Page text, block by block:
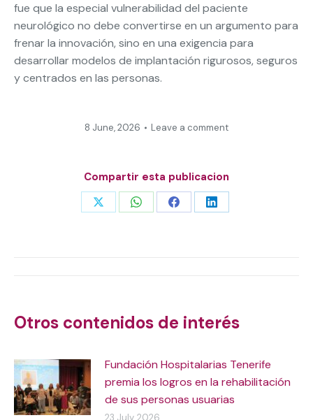
fue que la especial vulnerabilidad del paciente
neurológico no debe convertirse en un argumento para
frenar la innovación, sino en una exigencia para
desarrollar modelos de implantación rigurosos, seguros
y centrados en las personas.
8 June, 2026 Leave a comment
Compartir esta publicacion
Share Share Share Share
Otros contenidos de interés
Fundación Hospitalarias Tenerife
premia los logros en la rehabilitación
de sus personas usuarias